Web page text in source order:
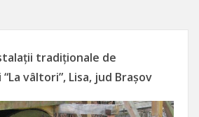
tradiționale de
vâltori”, Lisa, jud Brașov